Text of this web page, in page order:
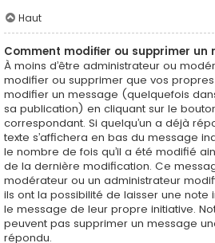
Haut
Comment modifier ou supprimer un
À moins d’être administrateur ou
modifier ou supprimer que vos
modifier un message (quelquefois
sa publication) en cliquant sur le
correspondant. Si quelqu’un a déjà
texte s’affichera en bas du message
le nombre de fois qu’il a été modifié
de la dernière modification. Ce
modérateur ou un administrateur
ils ont la possibilité de laisser une note
le message de leur propre initiative.
peuvent pas supprimer un message
répondu.